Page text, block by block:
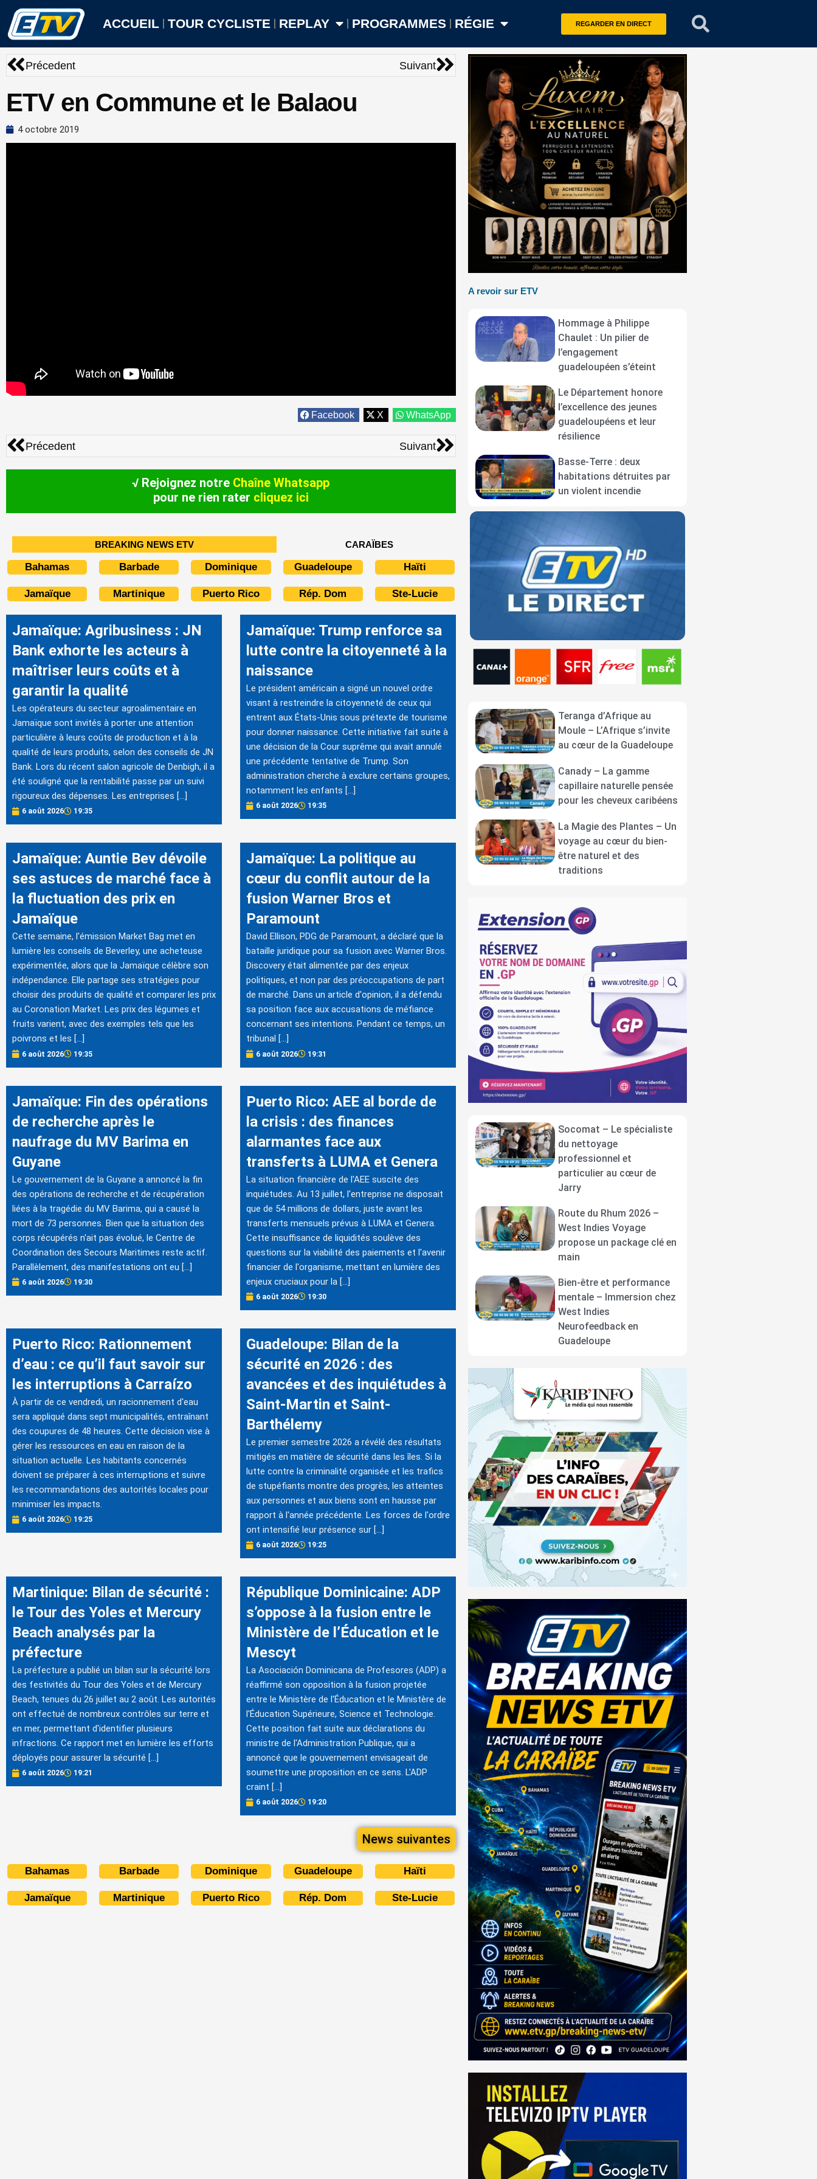
Aller
contenu
ACCUEIL TOUR CYCLISTE REPLAY PROGRAMMES RÉGIE REGARDER EN DIRECT
Précédent
Précedent SuivantSuivant
ETV en Commune et le Balaou
4 octobre 2019
Facebook X WhatsApp
Précédent
Précedent SuivantSuivant
√ Rejoignez notre Chaîne Whatsapp
pour ne rien rater cliquez ici
BREAKING NEWS ETV CARAÏBES
Bahamas Barbade Dominique Guadeloupe Haïti
Jamaïque Martinique Puerto Rico Rép. Dom Ste-Lucie
Jamaïque: Agribusiness : JN
Bank exhorte les acteurs à
maîtriser leurs coûts et à
garantir la qualité
Les opérateurs du secteur agroalimentaire en
Jamaïque sont invités à porter une attention
particulière à leurs coûts de production et à la
qualité de leurs produits, selon des conseils de JN
Bank. Lors du récent salon agricole de Denbigh, il a
été souligné que la rentabilité passe par un suivi
rigoureux des dépenses. Les entreprises […]
6 août 2026 19:35
Jamaïque: Trump renforce sa
lutte contre la citoyenneté à la
naissance
Le président américain a signé un nouvel ordre
visant à restreindre la citoyenneté de ceux qui
entrent aux États-Unis sous prétexte de tourisme
pour donner naissance. Cette initiative fait suite à
une décision de la Cour suprême qui avait annulé
une précédente tentative de Trump. Son
administration cherche à exclure certains groupes,
notamment les enfants […]
6 août 2026 19:35
Jamaïque: Auntie Bev dévoile
ses astuces de marché face à
la fluctuation des prix en
Jamaïque
Cette semaine, l'émission Market Bag met en
lumière les conseils de Beverley, une acheteuse
expérimentée, alors que la Jamaïque célèbre son
indépendance. Elle partage ses stratégies pour
choisir des produits de qualité et comparer les prix
au Coronation Market. Les prix des légumes et
fruits varient, avec des exemples tels que les
poivrons et les […]
6 août 2026 19:35
Jamaïque: La politique au
cœur du conflit autour de la
fusion Warner Bros et
Paramount
David Ellison, PDG de Paramount, a déclaré que la
bataille juridique pour sa fusion avec Warner Bros.
Discovery était alimentée par des enjeux
politiques, et non par des préoccupations de part
de marché. Dans un article d'opinion, il a défendu
sa position face aux accusations de méfiance
concernant ses intentions. Pendant ce temps, un
tribunal […]
6 août 2026 19:31
Jamaïque: Fin des opérations
de recherche après le
naufrage du MV Barima en
Guyane
Le gouvernement de la Guyane a annoncé la fin
des opérations de recherche et de récupération
liées à la tragédie du MV Barima, qui a causé la
mort de 73 personnes. Bien que la situation des
corps récupérés n'ait pas évolué, le Centre de
Coordination des Secours Maritimes reste actif.
Parallèlement, des manifestations ont eu […]
6 août 2026 19:30
Puerto Rico: AEE al borde de
la crisis : des finances
alarmantes face aux
transferts à LUMA et Genera
La situation financière de l'AEE suscite des
inquiétudes. Au 13 juillet, l'entreprise ne disposait
que de 54 millions de dollars, juste avant les
transferts mensuels prévus à LUMA et Genera.
Cette insuffisance de liquidités soulève des
questions sur la viabilité des paiements et l'avenir
financier de l'organisme, mettant en lumière des
enjeux cruciaux pour la […]
6 août 2026 19:30
Puerto Rico: Rationnement
d’eau : ce qu’il faut savoir sur
les interruptions à Carraízo
À partir de ce vendredi, un racionnement d'eau
sera appliqué dans sept municipalités, entraînant
des coupures de 48 heures. Cette décision vise à
gérer les ressources en eau en raison de la
situation actuelle. Les habitants concernés
doivent se préparer à ces interruptions et suivre
les recommandations des autorités locales pour
minimiser les impacts.
6 août 2026 19:25
Guadeloupe: Bilan de la
sécurité en 2026 : des
avancées et des inquiétudes à
Saint-Martin et Saint-
Barthélemy
Le premier semestre 2026 a révélé des résultats
mitigés en matière de sécurité dans les îles. Si la
lutte contre la criminalité organisée et les trafics
de stupéfiants montre des progrès, les atteintes
aux personnes et aux biens sont en hausse par
rapport à l'année précédente. Les forces de l'ordre
ont intensifié leur présence sur […]
6 août 2026 19:25
Martinique: Bilan de sécurité :
le Tour des Yoles et Mercury
Beach analysés par la
préfecture
La préfecture a publié un bilan sur la sécurité lors
des festivités du Tour des Yoles et de Mercury
Beach, tenues du 26 juillet au 2 août. Les autorités
ont effectué de nombreux contrôles sur terre et
en mer, permettant d'identifier plusieurs
infractions. Ce rapport met en lumière les efforts
déployés pour assurer la sécurité […]
6 août 2026 19:21
République Dominicaine: ADP
s’oppose à la fusion entre le
Ministère de l’Éducation et le
Mescyt
La Asociación Dominicana de Profesores (ADP) a
réaffirmé son opposition à la fusion projetée
entre le Ministère de l'Éducation et le Ministère de
l'Éducation Supérieure, Science et Technologie.
Cette position fait suite aux déclarations du
ministre de l'Administration Publique, qui a
annoncé que le gouvernement envisageait de
soumettre une proposition en ce sens. L'ADP
craint […]
6 août 2026 19:20
News suivantes
Bahamas Barbade Dominique Guadeloupe Haïti
Jamaïque Martinique Puerto Rico Rép. Dom Ste-Lucie
A revoir sur ETV
Hommage à Philippe
Chaulet : Un pilier de
l’engagement
guadeloupéen s’éteint
Le Département honore
l’excellence des jeunes
guadeloupéens et leur
résilience
Basse-Terre : deux
habitations détruites par
un violent incendie
Teranga d’Afrique au
Moule – L’Afrique s’invite
au cœur de la Guadeloupe
Canady – La gamme
capillaire naturelle pensée
pour les cheveux caribéens
La Magie des Plantes – Un
voyage au cœur du bien-
être naturel et des
traditions
Socomat – Le spécialiste
du nettoyage
professionnel et
particulier au cœur de
Jarry
Route du Rhum 2026 –
West Indies Voyage
propose un package clé en
main
Bien-être et performance
mentale – Immersion chez
West Indies
Neurofeedback en
Guadeloupe